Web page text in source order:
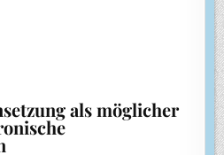
als möglicher